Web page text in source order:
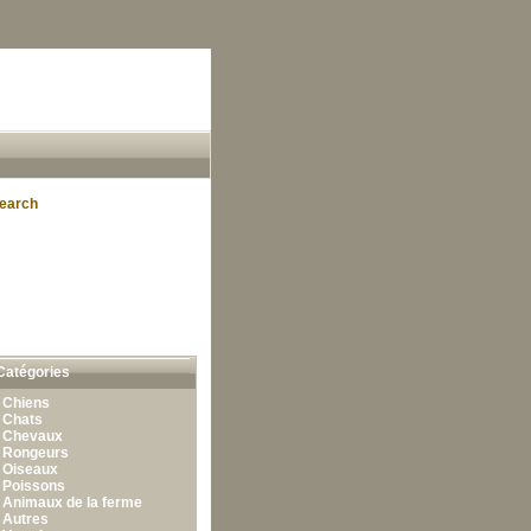
Chiens
Chats
Chevaux
Rongeurs
Oiseaux
Poissons
Animaux de la ferme
Autres